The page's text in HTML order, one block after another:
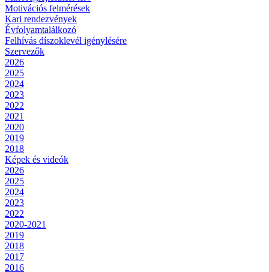
Motivációs felmérések
Kari rendezvények
Évfolyamtalálkozó
Felhívás díszoklevél igénylésére
Szervezők
2026
2025
2024
2023
2022
2021
2020
2019
2018
Képek és videók
2026
2025
2024
2023
2022
2020-2021
2019
2018
2017
2016